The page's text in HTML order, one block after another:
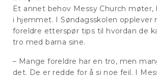
Et annet behov Messy Church møter,
i hjemmet. I Søndagsskolen opplever
foreldre etterspør tips til hvordan de
tro med barna sine.
– Mange foreldre har en tro, men
det. De er redde for å si noe feil. I